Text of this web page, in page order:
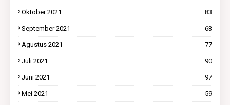
Oktober 2021 83
September 2021 63
Agustus 2021 77
Juli 2021 90
Juni 2021 97
Mei 2021 59